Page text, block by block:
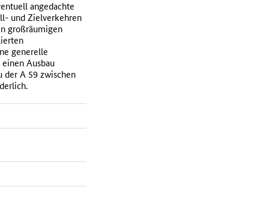
angedachte
und Zielverkehren
großräumigen
generelle
Ausbau
der A 59 zwischen